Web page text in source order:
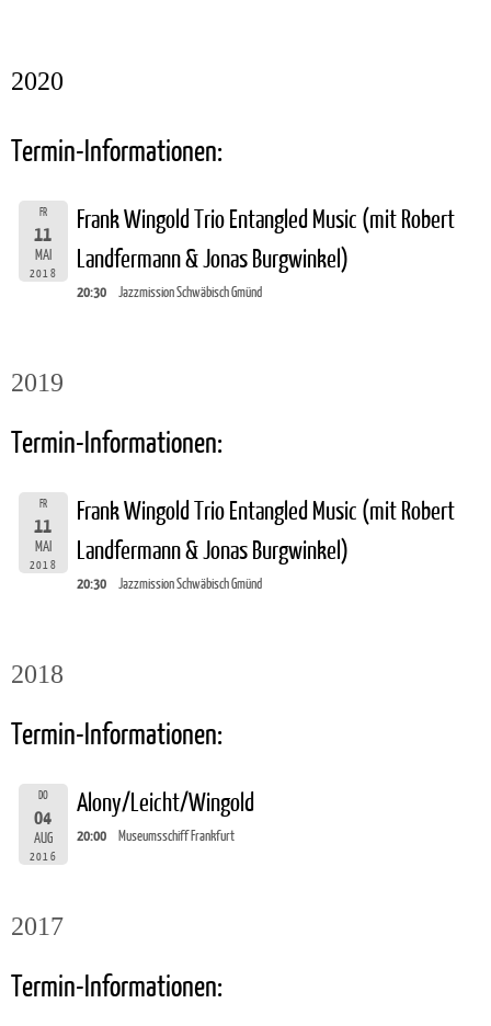
2020
Termin-Informationen:
FR
11
MAI
2018
Frank Wingold Trio Entangled Music (mit Robert
Landfermann & Jonas Burgwinkel)
20:30 Jazzmission Schwäbisch Gmünd
2019
Termin-Informationen:
FR
11
MAI
2018
Frank Wingold Trio Entangled Music (mit Robert
Landfermann & Jonas Burgwinkel)
20:30 Jazzmission Schwäbisch Gmünd
2018
Termin-Informationen:
DO
04
AUG
2016
Alony/Leicht/Wingold
20:00 Museumsschiff Frankfurt
2017
Termin-Informationen: